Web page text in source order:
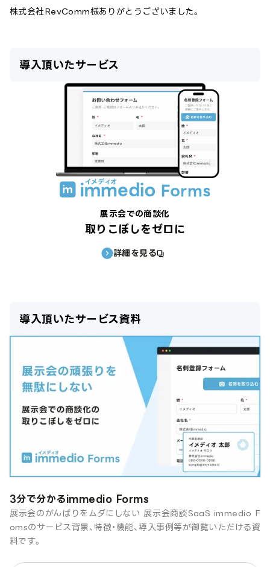
株式会社RevComm様ありがとうございました。
導入頂いたサービス
展示会での商談化
取りこぼしをゼロに
詳細を見る
導入頂いたサービス資料
3分で分かるimmedio Forms
展示会のがんばりをムダにしない 展示会商談SaaS immedio F
omsのサービス背景、特徴・機能、導入事例等が御覧いただける資
料です。